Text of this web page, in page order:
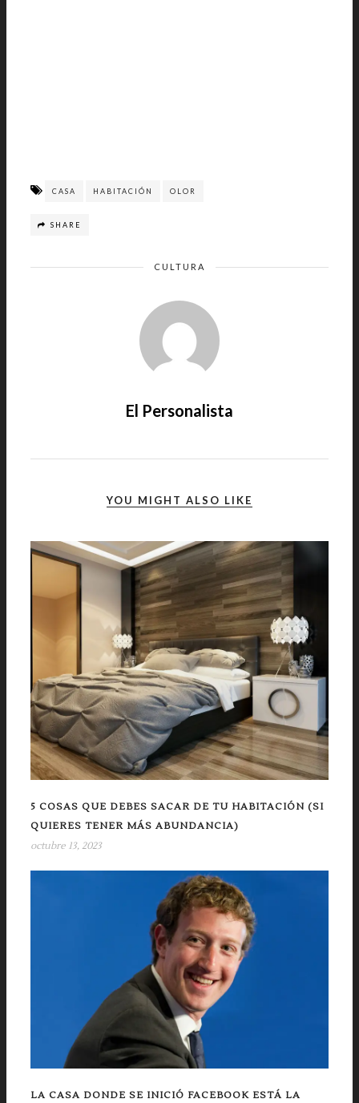
CASA HABITACIÓN OLOR
SHARE
CULTURA
El Personalista
YOU MIGHT ALSO LIKE
5 COSAS QUE DEBES SACAR DE TU HABITACIÓN (SI
QUIERES TENER MÁS ABUNDANCIA)
octubre 13, 2023
LA CASA DONDE SE INICIÓ FACEBOOK ESTÁ LA